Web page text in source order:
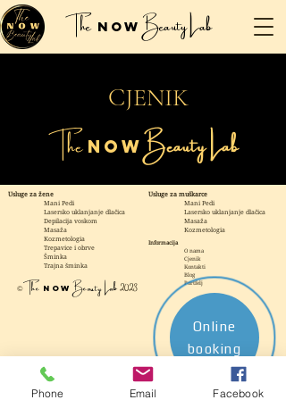
The Now Beauty Lab
CJENIK
The NOWBeauty Lab
Usluge za žene
Mani Pedi
Lasersko uklanjanje dlačica
Depilacija voskom
Masaža
Kozmetologia
Trepavice i obrve
Šminka
Trajna šminka
©The Now Beauty Lab2023
Usluge za muškarce
Mani Pedi
Lasersko uklanjanje dlačica
Masaža
Kozmetologia
Informacija
O nama
Cjenik
Kontakti
Blog
Portfelj
Phone Email Facebook
Online
booking